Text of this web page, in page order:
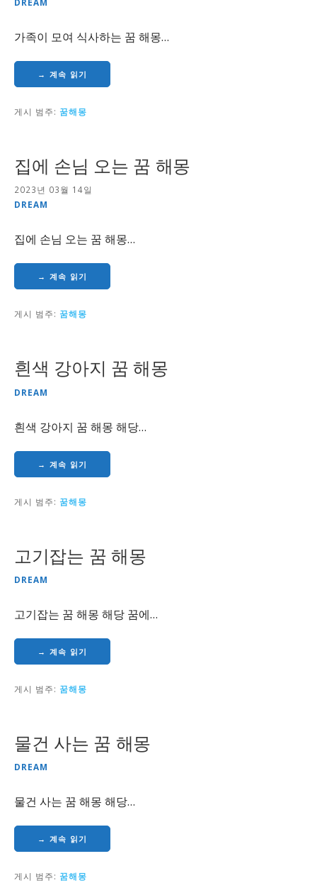
DREAM
가족이 모여 식사하는 꿈 해몽…
→ 계속 읽기
게시 범주: 꿈해몽
집에 손님 오는 꿈 해몽
2023년 03월 14일
DREAM
집에 손님 오는 꿈 해몽…
→ 계속 읽기
게시 범주: 꿈해몽
흰색 강아지 꿈 해몽
DREAM
흰색 강아지 꿈 해몽 해당…
→ 계속 읽기
게시 범주: 꿈해몽
고기잡는 꿈 해몽
DREAM
고기잡는 꿈 해몽 해당 꿈에…
→ 계속 읽기
게시 범주: 꿈해몽
물건 사는 꿈 해몽
DREAM
물건 사는 꿈 해몽 해당…
→ 계속 읽기
게시 범주: 꿈해몽